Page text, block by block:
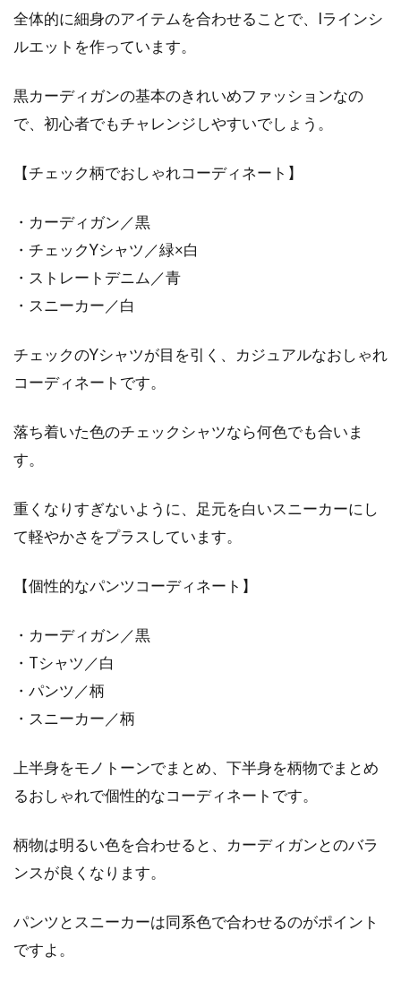
全体的に細身のアイテムを合わせることで、Iラインシ
ルエットを作っています。
黒カーディガンの基本のきれいめファッションなの
で、初心者でもチャレンジしやすいでしょう。
【チェック柄でおしゃれコーディネート】
・カーディガン／黒
・チェックYシャツ／緑×白
・ストレートデニム／青
・スニーカー／白
チェックのYシャツが目を引く、カジュアルなおしゃれ
コーディネートです。
落ち着いた色のチェックシャツなら何色でも合いま
す。
重くなりすぎないように、足元を白いスニーカーにし
て軽やかさをプラスしています。
【個性的なパンツコーディネート】
・カーディガン／黒
・Tシャツ／白
・パンツ／柄
・スニーカー／柄
上半身をモノトーンでまとめ、下半身を柄物でまとめ
るおしゃれで個性的なコーディネートです。
柄物は明るい色を合わせると、カーディガンとのバラ
ンスが良くなります。
パンツとスニーカーは同系色で合わせるのがポイント
ですよ。